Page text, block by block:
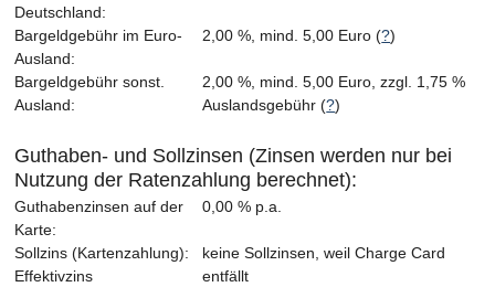
Deutschland:
Bargeldgebühr im Euro-
Ausland:
2,00 %, mind. 5,00 Euro (?)
Bargeldgebühr sonst.
Ausland:
2,00 %, mind. 5,00 Euro, zzgl. 1,75 %
Auslandsgebühr (?)
Guthaben- und Sollzinsen (Zinsen werden nur bei
Nutzung der Ratenzahlung berechnet):
Guthabenzinsen auf der
Karte:
0,00 % p.a.
Sollzins (Kartenzahlung):
keine Sollzinsen, weil Charge Card
Effektivzins
entfällt